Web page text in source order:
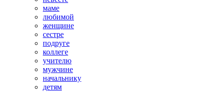
маме
любимой
женщине
сестре
подруге
коллеге
учителю
мужчине
начальнику
детям